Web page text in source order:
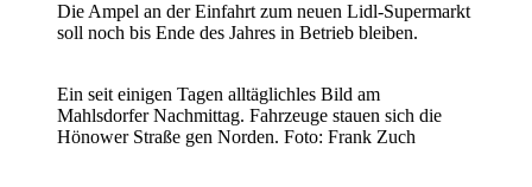
Die Ampel an der Einfahrt zum neuen Lidl-Supermarkt
soll noch bis Ende des Jahres in Betrieb bleiben.
Ein seit einigen Tagen alltäglichles Bild am
Mahlsdorfer Nachmittag. Fahrzeuge stauen sich die
Hönower Straße gen Norden. Foto: Frank Zuch